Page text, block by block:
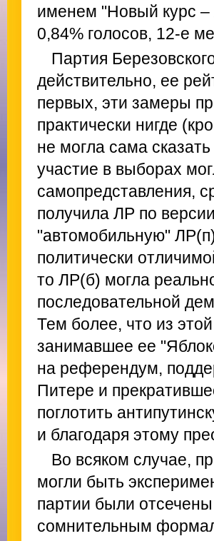
именем "Новый курс –
0,84% голосов, 12-е
Партия
действительно, ее
первых, эти замеры
практически нигде
не могла сама
участие в выборах
самопредставления,
получила ЛР по
"автомобильную"
политически
то ЛР(б) могла
последовательной
Тем более, что из
занимавшее ее
на референдум,
Питере и
поглотить
и благодаря этому
Во всяком случае,
могли быть
партии были
сомнительным